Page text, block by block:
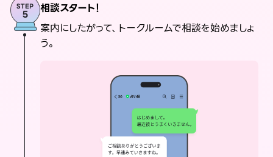
相談スタート！
案内にしたがって、トークルームで相談を始めましょ
う。